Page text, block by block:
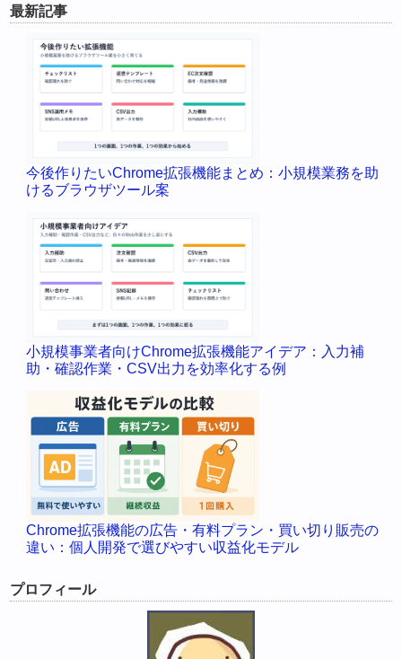
最新記事
今後作りたいChrome拡張機能まとめ：小規模業務を助
けるブラウザツール案
小規模事業者向けChrome拡張機能アイデア：入力補
助・確認作業・CSV出力を効率化する例
Chrome拡張機能の広告・有料プラン・買い切り販売の
違い：個人開発で選びやすい収益化モデル
プロフィール